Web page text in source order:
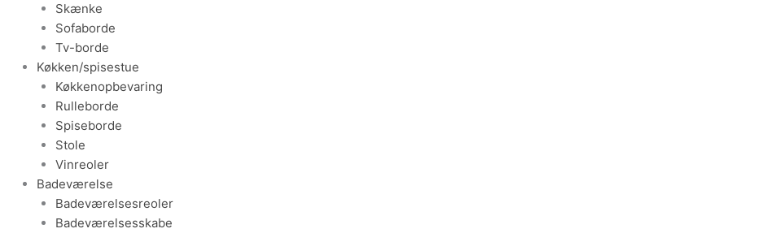
Skænke
Sofaborde
Tv-borde
Køkken/spisestue
Køkkenopbevaring
Rulleborde
Spiseborde
Stole
Vinreoler
Badeværelse
Badeværelsesreoler
Badeværelsesskabe